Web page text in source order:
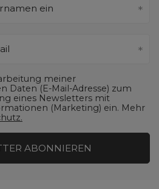
ein
meiner
Daten (E-Mail-Adresse) zum
eines Newsletters mit
(Marketing) ein. Mehr
ABONNIEREN